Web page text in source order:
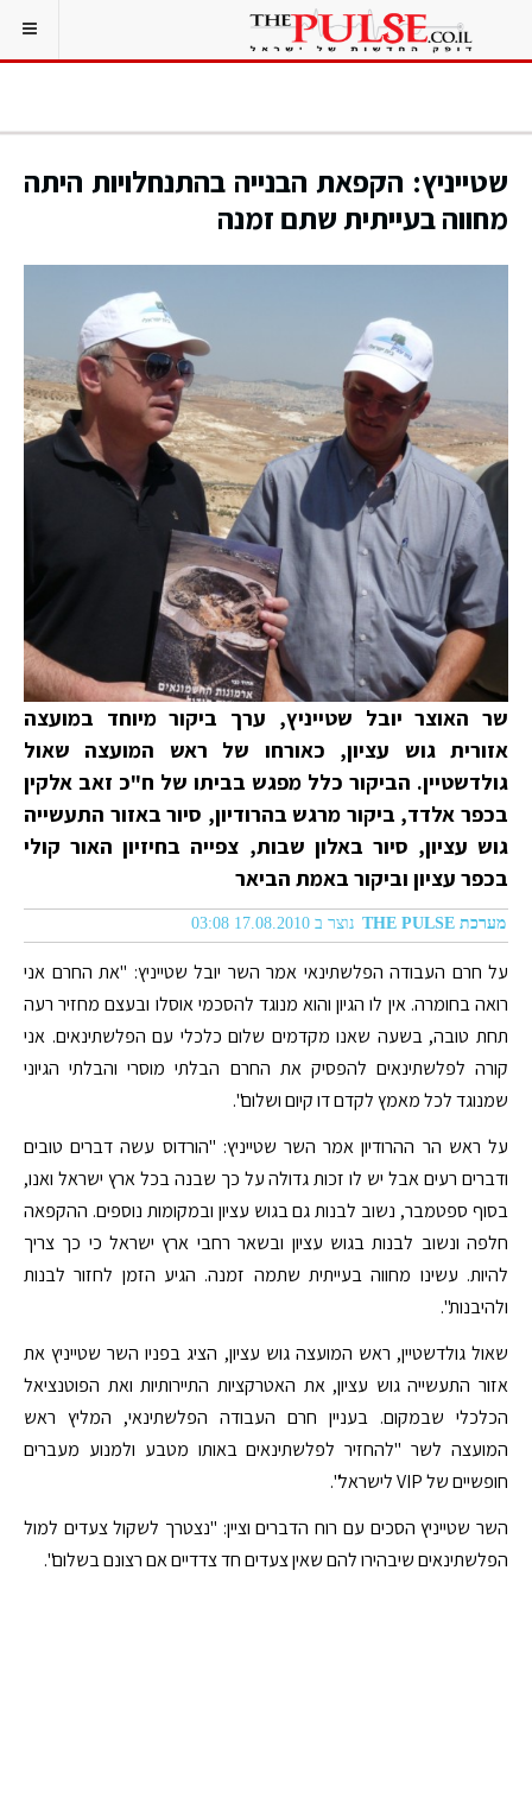
שטייניץ: הקפאת הבנייה בהתנחלויות היתה
מחווה בעייתית שתם זמנה
שר האוצר יובל שטייניץ, ערך ביקור מיוחד במועצה
אזורית גוש עציון, כאורחו של ראש המועצה שאול
גולדשטיין. הביקור כלל מפגש בביתו של ח"כ זאב אלקין
בכפר אלדד, ביקור מרגש בהרודיון, סיור באזור התעשייה
גוש עציון, סיור באלון שבות, צפייה בחיזיון האור קולי
בכפר עציון וביקור באמת הביאר
מערכת THE PULSE נוצר ב 17.08.2010 03:08
על חרם העבודה הפלשתינאי אמר השר יובל שטייניץ: "את החרם אני
רואה בחומרה. אין לו הגיון והוא מנוגד להסכמי אוסלו ובעצם מחזיר רעה
תחת טובה, בשעה שאנו מקדמים שלום כלכלי עם הפלשתינאים. אני
קורה לפלשתינאים להפסיק את החרם הבלתי מוסרי והבלתי הגיוני
שמנוגד לכל מאמץ לקדם דו קיום ושלום".
על ראש הר ההרודיון אמר השר שטייניץ: "הורדוס עשה דברים טובים
ודברים רעים אבל יש לו זכות גדולה על כך שבנה בכל ארץ ישראל ואנו,
בסוף ספטמבר, נשוב לבנות גם בגוש עציון ובמקומות נוספים. ההקפאה
חלפה ונשוב לבנות בגוש עציון ובשאר רחבי ארץ ישראל כי כך צריך
להיות. עשינו מחווה בעייתית שתמה זמנה. הגיע הזמן לחזור לבנות
ולהיבנות".
שאול גולדשטיין, ראש המועצה גוש עציון, הציג בפניו השר שטייניץ את
אזור התעשייה גוש עציון, את האטרקציות התיירותיות ואת הפוטנציאל
הכלכלי שבמקום. בעניין חרם העבודה הפלשתינאי, המליץ ראש
המועצה לשר "להחזיר לפלשתינאים באותו מטבע ולמנוע מעברים
חופשיים של VIP לישראל".
השר שטייניץ הסכים עם רוח הדברים וציין: "נצטרך לשקול צעדים למול
הפלשתינאים שיבהירו להם שאין צעדים חד צדדיים אם רצונם בשלום".